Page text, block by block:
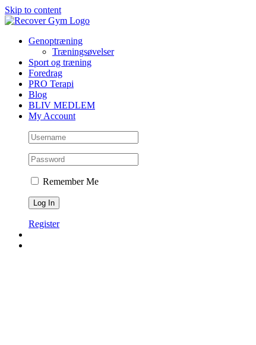
Skip to content
Genoptræning
Træningsøvelser
Sport og træning
Foredrag
PRO Terapi
Blog
BLIV MEDLEM
My Account
Remember Me
Register